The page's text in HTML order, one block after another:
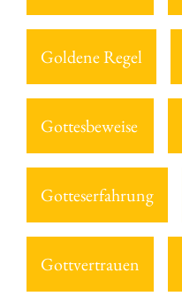
Goldene Regel
Gottesbeweise
Gotteserfahrung
Gottvertrauen